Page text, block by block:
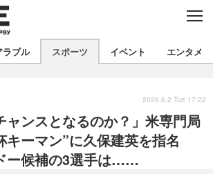
C
E
衣類
バックナンバー
インプレ
国内
まとめ
ラブル スポーツ イベント エンタメ
ャンスとなるのか？」米専門局
キーマン”に久保建英を指名
ー候補の3選手は……
2026.6.2 Tue 17:22